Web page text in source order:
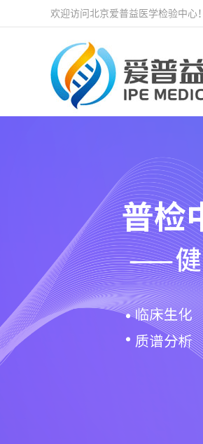
欢迎访问北京爱普益医学检验中心！